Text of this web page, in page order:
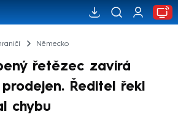
Německo
řetězec zavírá
Ředitel řekl
chybu